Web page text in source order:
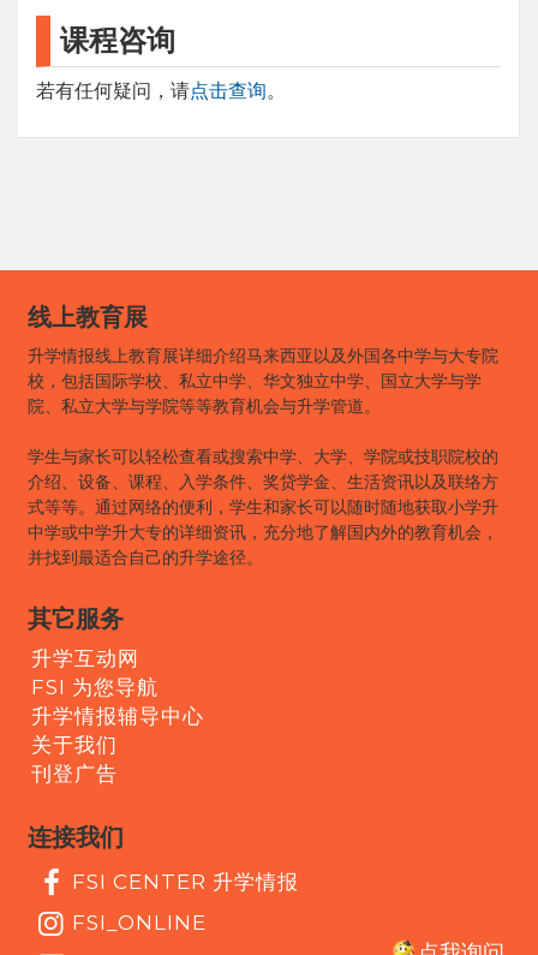
课程咨询
若有任何疑问，请点击查询。
线上教育展
升学情报线上教育展详细介绍马来西亚以及外国各中学与大专院
校，包括国际学校、私立中学、华文独立中学、国立大学与学
院、私立大学与学院等等教育机会与升学管道。
学生与家长可以轻松查看或搜索中学、大学、学院或技职院校的
介绍、设备、课程、入学条件、奖贷学金、生活资讯以及联络方
式等等。通过网络的便利，学生和家长可以随时随地获取小学升
中学或中学升大专的详细资讯，充分地了解国内外的教育机会，
并找到最适合自己的升学途径。
其它服务
升学互动网
FSI 为您导航
升学情报辅导中心
关于我们
刊登广告
连接我们
FSI CENTER 升学情报
FSI_ONLINE